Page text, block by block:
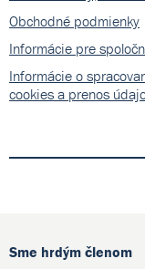
Obchodné podmienky
Informácie pre
Informácie o
cookies a prenos
Sme hrdým členom